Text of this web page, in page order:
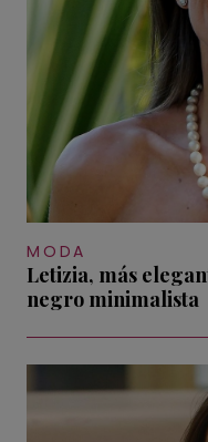
MODA
Letizia, más
negro minimalista